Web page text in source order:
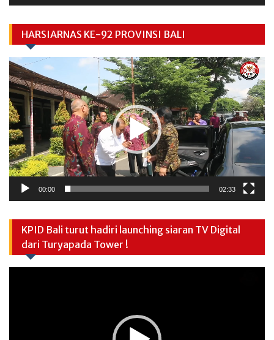
HARSIARNAS KE-92 PROVINSI BALI
Video
Player
00:00 02:33
KPID Bali turut hadiri launching siaran TV Digital
dari Turyapada Tower !